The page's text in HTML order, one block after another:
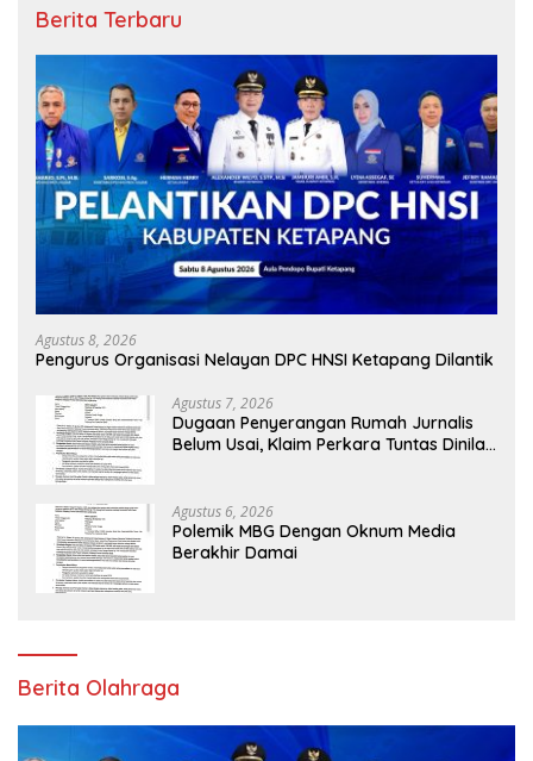
Berita Terbaru
Agustus 8, 2026
Pengurus Organisasi Nelayan DPC HNSI Ketapang Dilantik
Agustus 7, 2026
Dugaan Penyerangan Rumah Jurnalis
Belum Usai, Klaim Perkara Tuntas Dinilai
Agustus 6, 2026
Polemik MBG Dengan Oknum Media
Berakhir Damai
Berita Olahraga